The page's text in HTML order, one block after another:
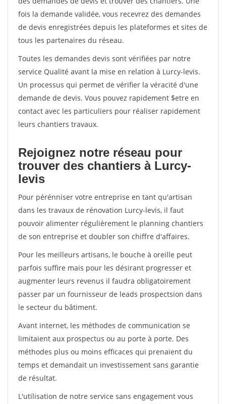
fois la demande validée, vous recevrez des demandes
de devis enregistrées depuis les plateformes et sites de
tous les partenaires du réseau.
Toutes les demandes devis sont vérifiées par notre
service Qualité avant la mise en relation à Lurcy-levis.
Un processus qui permet de vérifier la véracité d'une
demande de devis. Vous pouvez rapidement $etre en
contact avec les particuliers pour réaliser rapidement
leurs chantiers travaux.
Rejoignez notre réseau pour
trouver des chantiers à Lurcy-
levis
Pour pérénniser votre entreprise en tant qu'artisan
dans les travaux de rénovation Lurcy-levis, il faut
pouvoir alimenter régulièrement le planning chantiers
de son entreprise et doubler son chiffre d'affaires.
Pour les meilleurs artisans, le bouche à oreille peut
parfois suffire mais pour les désirant progresser et
augmenter leurs revenus il faudra obligatoirement
passer par un fournisseur de leads prospectsion dans
le secteur du bâtiment.
Avant internet, les méthodes de communication se
limitaient aux prospectus ou au porte à porte. Des
méthodes plus ou moins efficaces qui prenaient du
temps et demandait un investissement sans garantie
de résultat.
L'utilisation de notre service sans engagement vous